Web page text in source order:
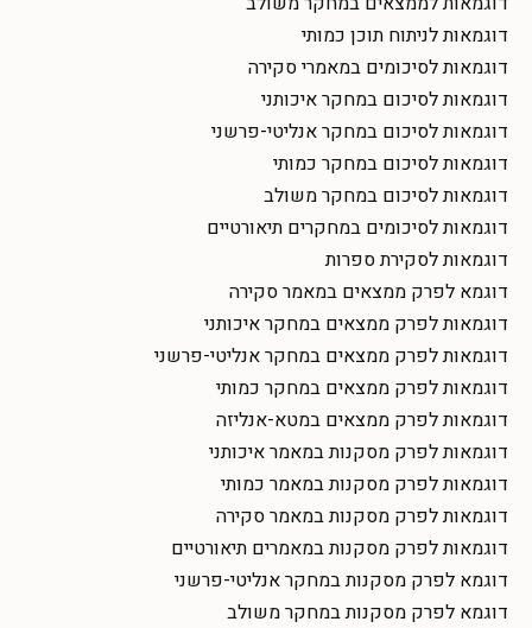
דוגמאות לניתוח תוכן כמותי
דוגמאות לסיכומים במאמרי סקירה
דוגמאות לסיכום במחקר איכותני
דוגמאות לסיכום במחקר אנליטי-פרשני
דוגמאות לסיכום במחקר כמותי
דוגמאות לסיכום במחקר משולב
דוגמאות לסיכומים במחקרים תיאורטיים
דוגמאות לסקירת ספרות
דוגמא לפרק ממצאים במאמר סקירה
דוגמאות לפרק ממצאים במחקר איכותני
דוגמאות לפרק ממצאים במחקר אנליטי-פרשני
דוגמאות לפרק ממצאים במחקר כמותי
דוגמאות לפרק ממצאים במטא-אנליזה
דוגמאות לפרק מסקנות במאמר איכותני
דוגמאות לפרק מסקנות במאמר כמותי
דוגמאות לפרק מסקנות במאמר סקירה
דוגמאות לפרק מסקנות במאמרים תיאורטיים
דוגמא לפרק מסקנות במחקר אנליטי-פרשני
דוגמא לפרק מסקנות במחקר משולב